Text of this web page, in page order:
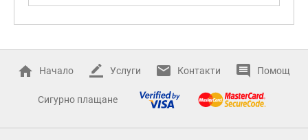
Начало Услуги Контакти Помощ
Сигурно плащане